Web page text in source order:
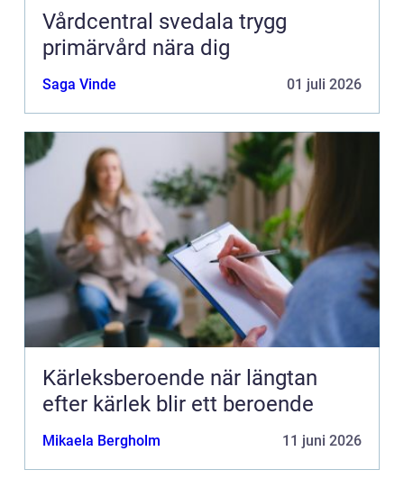
Vårdcentral svedala trygg
primärvård nära dig
Saga Vinde 01 juli 2026
Kärleksberoende när längtan
efter kärlek blir ett beroende
Mikaela Bergholm 11 juni 2026